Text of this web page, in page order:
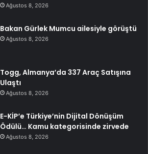
Ağustos 8, 2026
Bakan Gürlek Mumcu ailesiyle görüştü
Ağustos 8, 2026
Togg, Almanya’da 337 Araç Satışına
Ulaştı
Ağustos 8, 2026
E-KİP’e Türkiye’nin Dijital Dönüşüm
Ödülü… Kamu kategorisinde zirvede
Ağustos 8, 2026